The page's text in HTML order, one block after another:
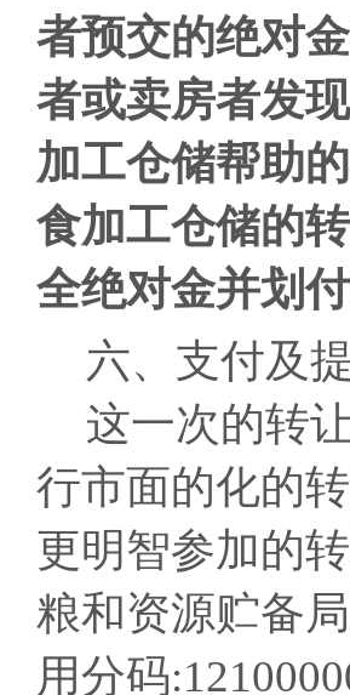
者预交的绝对
者或卖房者发
加工仓储帮助
食加工仓储的
全绝对金并划
六、支付及
这一次的转
行市面的化的
更明智参加的转
粮和资源贮备
用分码